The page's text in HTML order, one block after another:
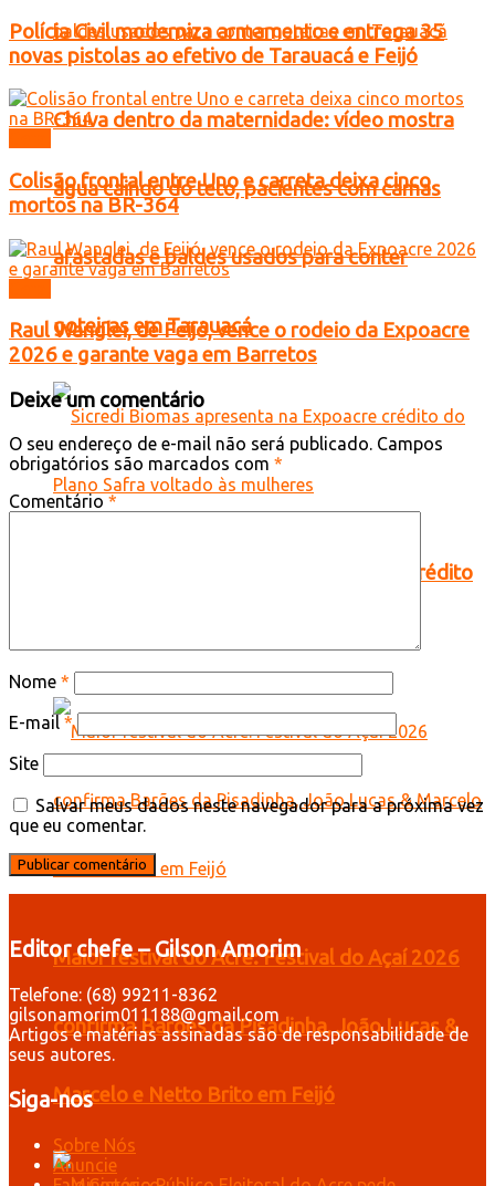
Chuva dentro da maternidade: vídeo mostra
água caindo do teto, pacientes com camas
afastadas e baldes usados para conter
goteiras em Tarauacá
Sicredi Biomas apresenta na Expoacre crédito
Maior festival do Acre: Festival do Açaí 2026
confirma Barões da Pisadinha, João Lucas &
Marcelo e Netto Brito em Feijó
Polícia Civil moderniza armamento e entrega 35
novas pistolas ao efetivo de Tarauacá e Feijó
Colisão frontal entre Uno e carreta deixa cinco
mortos na BR-364
Raul Wanglei, de Feijó, vence o rodeio da Expoacre
2026 e garante vaga em Barretos
Deixe um comentário
O seu endereço de e-mail não será publicado. Campos
obrigatórios são marcados com *
Comentário *
Nome *
E-mail *
Site
Salvar meus dados neste navegador para a próxima vez
que eu comentar.
Editor chefe – Gilson Amorim
Telefone: (68) 99211-8362
gilsonamorim011188@gmail.com
Artigos e matérias assinadas são de responsabilidade de
seus autores.
Siga-nos
Sobre Nós
Anuncie